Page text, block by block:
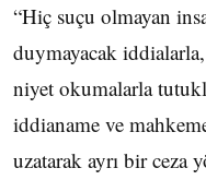
“Hiç suçu olmayan
duymayacak
niyet okumalarla
iddianame ve
uzatarak ayrı bir